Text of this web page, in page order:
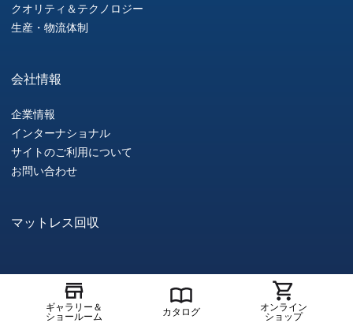
ギャラリー＆
ショールーム カタログ オンライン
ショップ
クオリティ＆テクノロジー
生産・物流体制
会社情報
企業情報
インターナショナル
サイトのご利用について
お問い合わせ
マットレス回収
Copyright © SIMMONS CO.,LTD. All Rights Reserved.